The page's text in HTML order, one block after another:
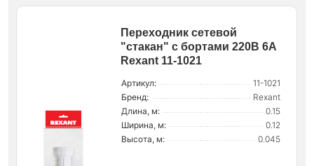
Переходник сетевой
"стакан" с бортами 220В 6А
Rexant 11-1021
Артикул:
11-1021
Бренд:
Rexant
Длина, м:
0.15
Ширина, м:
0.12
Высота, м:
0.045